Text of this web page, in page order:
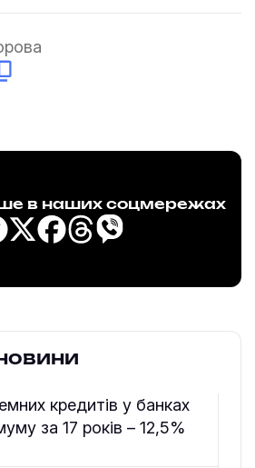
в наших соцмережах
кредитів у банках
за 17 років – 12,5%